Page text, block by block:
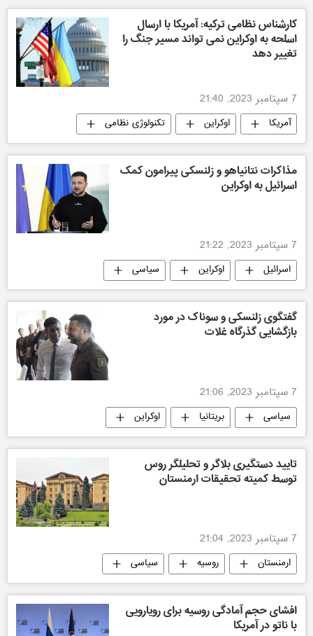
کارشناس نظامی ترکیه: آمریکا با ارسال
اسلحه به اوکراین نمی تواند مسیر جنگ را
تغییر دهد
7 سپتامبر 2023, 21:40
آمریکا اوکراین تکنولوژی نظامی
مذاکرات نتانیاهو و زلنسکی پیرامون کمک
اسرائیل به اوکراین
7 سپتامبر 2023, 21:22
اسرائیل اوکراین سیاسی
گفتگوی زلنسکی و سوناک در مورد
بازگشایی گذرگاه غلات
7 سپتامبر 2023, 21:06
سیاسی بریتانیا
اوکراین
جهان
تایید دستگیری بلاگر و تحلیلگر روس
توسط کمیته تحقیقات ارمنستان
7 سپتامبر 2023, 21:04
ارمنستان روسیه سیاسی
افشای حجم آمادگی روسیه برای رویارویی
با ناتو در آمریکا